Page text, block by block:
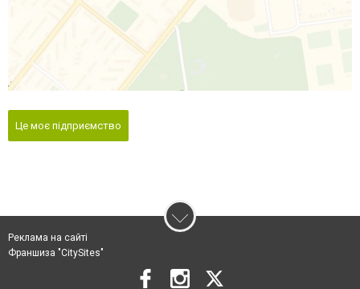
Це моє підприємство
Реклама на сайті
Франшиза "CitySites"